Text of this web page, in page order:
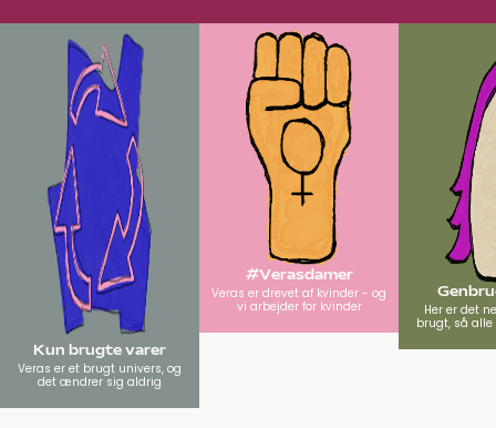
Kun brugte varer
Veras er et brugt univers, og
det ændrer sig aldrig
#Verasdamer
Veras er drevet af kvinder - og
vi arbejder for kvinder
Her er det
brugt, så